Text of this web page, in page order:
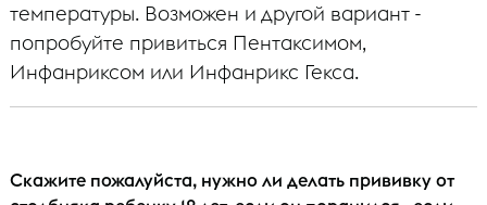
температуры. Возможен и другой вариант -
попробуйте привиться Пентаксимом,
Инфанриксом или Инфанрикс Гекса.
Скажите пожалуйста, нужно ли делать прививку от